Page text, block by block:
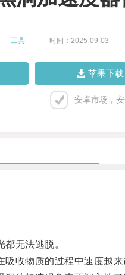
工具 时间：2025-09-03
苹果下载
安卓市场，
无法逃脱。
收物质的过程中速度越来